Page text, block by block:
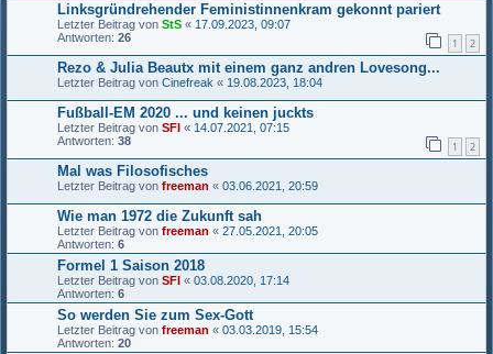
Linksgründrehender Feministinnenkram gekonnt pariert
Letzter Beitrag von StS « 17.09.2023, 09:07
Antworten: 26 1 2
Rezo & Julia Beautx mit einem ganz andren Lovesong...
Letzter Beitrag von Cinefreak « 19.08.2023, 18:04
Fußball-EM 2020 ... und keinen juckts
Letzter Beitrag von SFI « 14.07.2021, 07:15
Antworten: 38 1 2
Mal was Filosofisches
Letzter Beitrag von freeman « 03.06.2021, 20:59
Wie man 1972 die Zukunft sah
Letzter Beitrag von freeman « 27.05.2021, 20:05
Antworten: 6
Formel 1 Saison 2018
Letzter Beitrag von SFI « 03.08.2020, 17:14
Antworten: 6
So werden Sie zum Sex-Gott
Letzter Beitrag von freeman « 03.03.2019, 15:54
Antworten: 20